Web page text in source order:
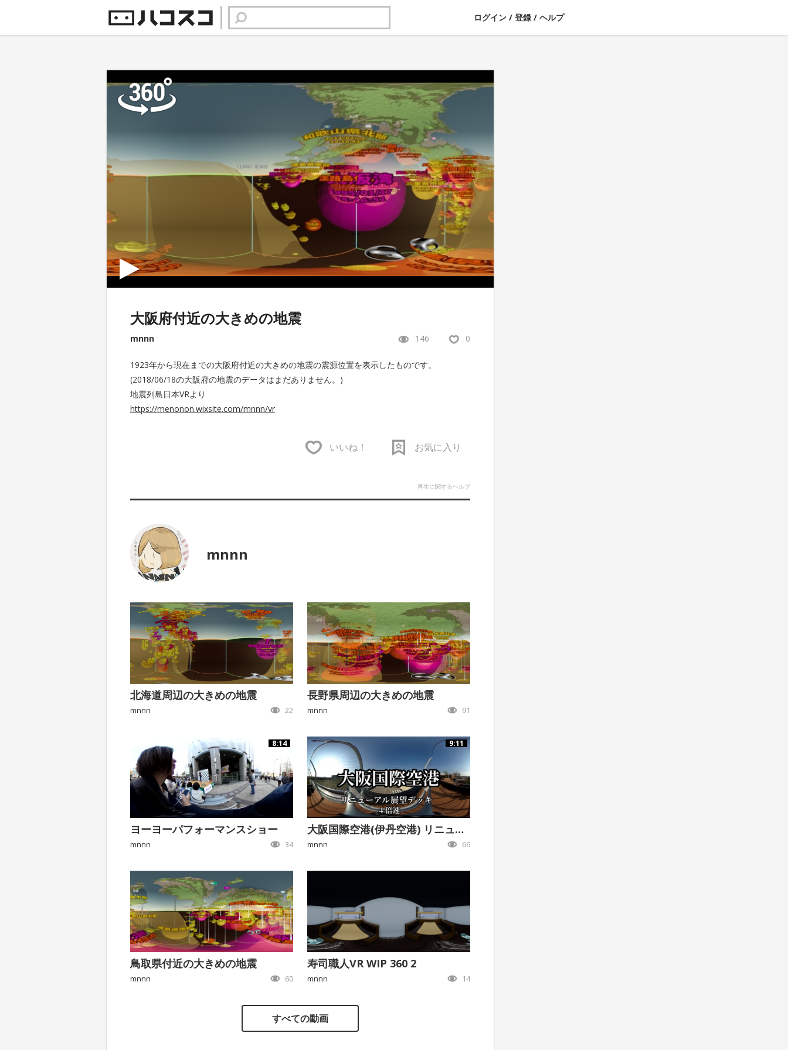
ログイン / 登録 / ヘルプ
大阪府付近の大きめの地震
mnnn 146 0
1923年から現在までの大阪府付近の大きめの地震の震源位置を表示したものです。
(2018/06/18の大阪府の地震のデータはまだありません。)
地震列島日本VRより
https://menonon.wixsite.com/mnnn/vr
いいね！ お気に入り
再生に関するヘルプ
mnnn
北海道周辺の大きめの地震
mnnn 22
長野県周辺の大きめの地震
mnnn 91
8:14
ヨーヨーパフォーマンスショー
mnnn 34
9:11
大阪国際空港(伊丹空港) リニューアルした展望デッキより
mnnn 66
鳥取県付近の大きめの地震
mnnn 60
寿司職人VR WIP 360 2
mnnn 14
すべての動画